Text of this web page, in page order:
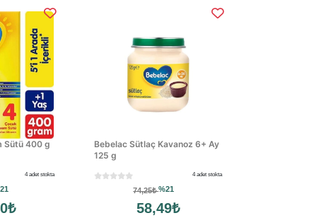
Sütü 400 g
4 adet stokta
Bebelac Sütlaç Kavanoz 6+ Ay
125 g
4 adet stokta
74,25₺%21
58,49₺